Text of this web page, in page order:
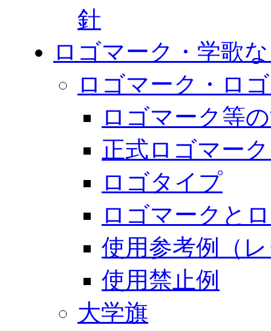
針
ロゴマーク・学歌
ロゴマーク・ロ
ロゴマーク等
正式ロゴマー
ロゴタイプ
ロゴマークと
使用参考例（
使用禁止例
大学旗